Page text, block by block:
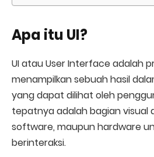
Apa itu UI?
UI atau User Interface adalah
menampilkan sebuah hasil
yang dapat dilihat oleh
tepatnya adalah bagian visual
software, maupun hardware
berinteraksi.